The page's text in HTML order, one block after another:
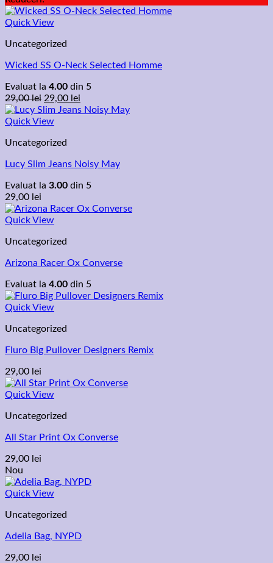
Quick View
Uncategorized
Wicked SS O-Neck Selected Homme
Evaluat la 4.00 din 5
29,00lei Prețul
inițial
a
29,00 lei.
29,00 lei
curent
Quick View
Uncategorized
Lucy Slim Jeans Noisy May
Evaluat la 3.00 din 5
29,00 lei
Quick View
Uncategorized
Arizona Racer Ox Converse
Evaluat la 4.00 din 5
Quick View
Uncategorized
Fluro Big Pullover Designers Remix
29,00 lei
Quick View
Uncategorized
All Star Print Ox Converse
29,00 lei
Nou
Quick View
Uncategorized
Adelia Bag, NYPD
29,00 lei